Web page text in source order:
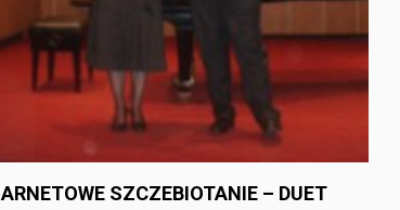
SZCZEBIOTANIE – DUET